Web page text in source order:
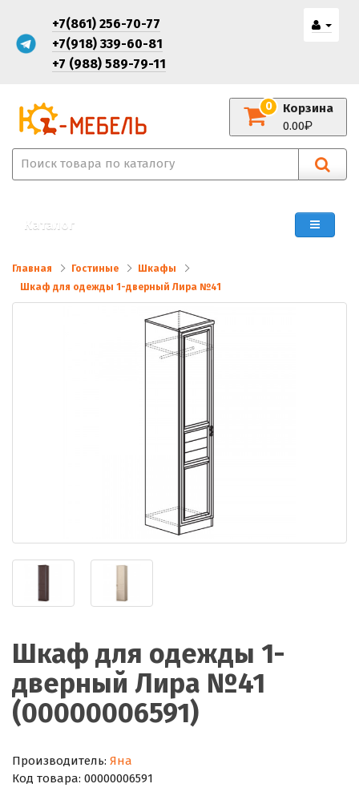
+7(861) 256-70-77
+7(918) 339-60-81
+7 (988) 589-79-11
Корзина
0
0.00
Каталог
Главная Гостиные
Шкафы
Шкаф для одежды 1-дверный Лира №41
Шкаф для одежды 1-
дверный Лира №41
(00000006591)
Производитель: Яна
Код товара: 00000006591